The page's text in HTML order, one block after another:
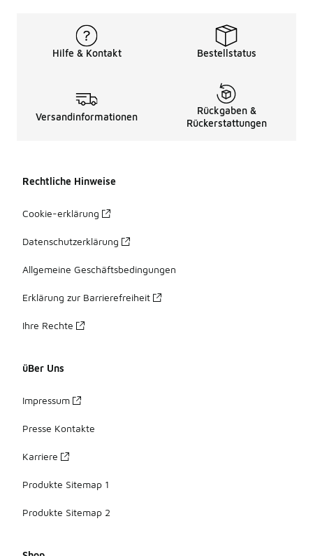
Hilfe & Kontakt Bestellstatus
Versandinformationen
Rückgaben &
Rückerstattungen
Rechtliche Hinweise
Cookie-erklärung
Datenschutzerklärung
Allgemeine Geschäftsbedingungen
Erklärung zur Barrierefreiheit
Ihre Rechte
üBer Uns
Impressum
Presse Kontakte
Karriere
Produkte Sitemap 1
Produkte Sitemap 2